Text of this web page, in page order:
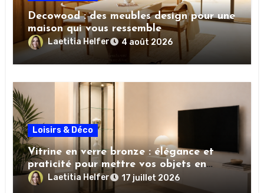
Decowood : des meubles design pour une
maison qui vous ressemble
Laetitia Helfer 4 août 2026
Loisirs & Déco
Vitrine en verre bronze : élégance et
praticité pour mettre vos objets en
valeurLaetitia Helfer 17 juillet 2026